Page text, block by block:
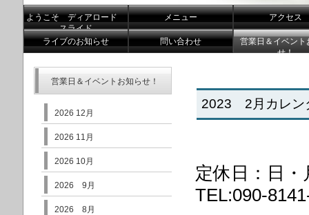
ようこそ ディアロード
スライド
メニュー アクセス
ライブのお知らせ 問い合わせ
営業日＆イベント
せ！
2023 2月カレン
定休日：日
TEL:090-
営業日＆イベントお知らせ！
2026 12月
2026 11月
2026 10月
2026 9月
2026 8月